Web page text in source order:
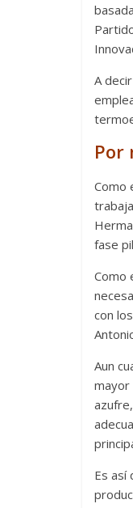
A
Por
Como
fase
Como
con
Aun
mayor
Es así